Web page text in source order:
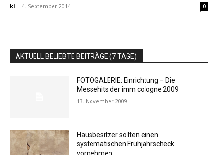
kl - 4. September 2014 0
AKTUELL BELIEBTE BEITRÄGE (7 TAGE)
FOTOGALERIE: Einrichtung – Die
Messehits der imm cologne 2009
13. November 2009
Hausbesitzer sollten einen
systematischen Frühjahrscheck
vornehmen